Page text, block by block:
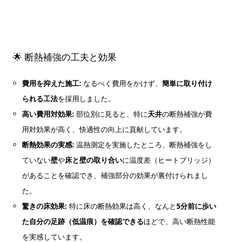
🌟 断熱補強の工夫と効果
費用を抑えた施工: なるべく費用をかけず、簡単に取り付け
られる工法を採用しました。
高い費用対効果: 部位別に見ると、特に天井の断熱補強が費
用対効果が高く、快適性の向上に貢献しています。
断熱効果の実感: 温熱測定を実施したところ、断熱補強をし
ていない壁や床と壁の取り合いに温度差（ヒートブリッジ）
があることを確認でき、補強部分の効果が裏付けられまし
た。
驚きの床効果: 特に床の断熱効果は高く、なんと5分前に歩い
た自分の足跡（低温痕）を確認できるほどで、高い断熱性能
を実感しています。